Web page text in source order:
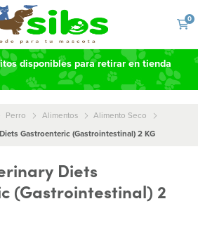
0
disponibles para retirar en tienda
Perro Alimentos
Alimento Seco
Gastroenteric (Gastrointestinal) 2 KG
Diets
(Gastrointestinal) 2